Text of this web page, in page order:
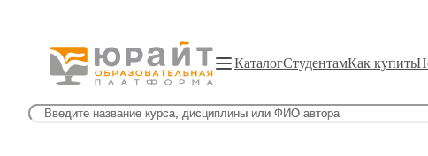
КаталогСтудентамКак купить